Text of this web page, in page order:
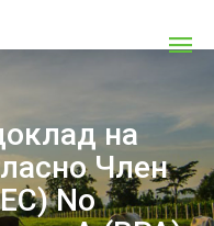
на
Член
No